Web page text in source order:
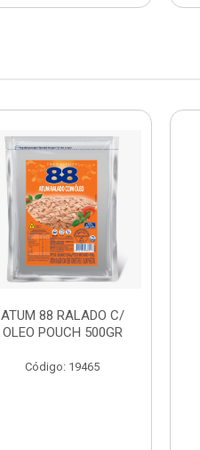
ATUM 88 RALADO C/
OLEO POUCH 500GR
Código: 19465